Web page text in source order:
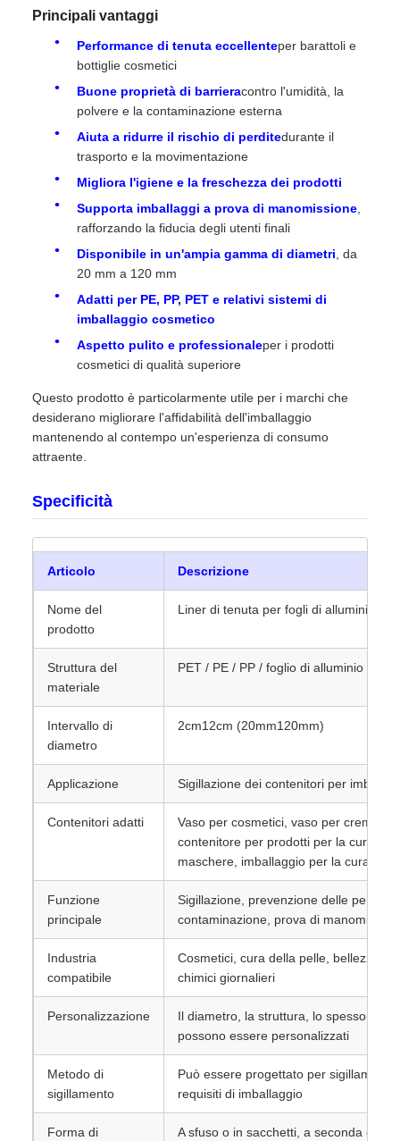
Principali vantaggi
Performance di tenuta eccellenteper barattoli e
bottiglie cosmetici
Buone proprietà di barrieracontro l'umidità, la
polvere e la contaminazione esterna
Aiuta a ridurre il rischio di perditedurante il
trasporto e la movimentazione
Migliora l'igiene e la freschezza dei prodotti
Supporta imballaggi a prova di manomissione
rafforzando la fiducia degli utenti finali
Disponibile in un'ampia gamma di diametri , da
20 mm a 120 mm
Adatti per PE, PP, PET e relativi sistemi di
imballaggio cosmetico
Aspetto pulito e professionaleper i prodotti
cosmetici di qualità superiore
Questo prodotto è particolarmente utile per i marchi che
desiderano migliorare l'affidabilità dell'imballaggio
mantenendo al contempo un'esperienza di consumo
attraente.
Specificità
Articolo Descrizione
Nome del
prodotto
Liner di tenuta per fogli di alluminio
Struttura del
materiale
PET / PE / PP / foglio di alluminio
Intervallo di
diametro
2cm12cm (20mm120mm)
Applicazione Sigillazione dei contenitori per
Contenitori adatti
Vaso per cosmetici, vaso per creme,
contenitore per prodotti per la cura
maschere, imballaggio per la cura
Funzione
principale
Sigillazione, prevenzione delle
contaminazione, prova di
Industria
compatibile
Cosmetici, cura della pelle, bellezza,
chimici giornalieri
Personalizzazione
Il diametro, la struttura, lo spessore, la
possono essere personalizzati
Metodo di
sigillamento
Può essere progettato per
requisiti di imballaggio
Forma di
A sfuso o in sacchetti, a seconda delle